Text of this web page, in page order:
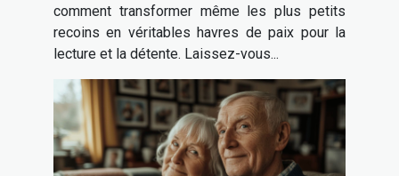
comment transformer même les plus petits
recoins en véritables havres de paix pour la
lecture et la détente. Laissez-vous...